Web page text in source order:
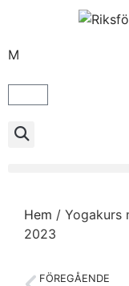
M
Hem / Yogakurs
2023
FÖREGÅENDE